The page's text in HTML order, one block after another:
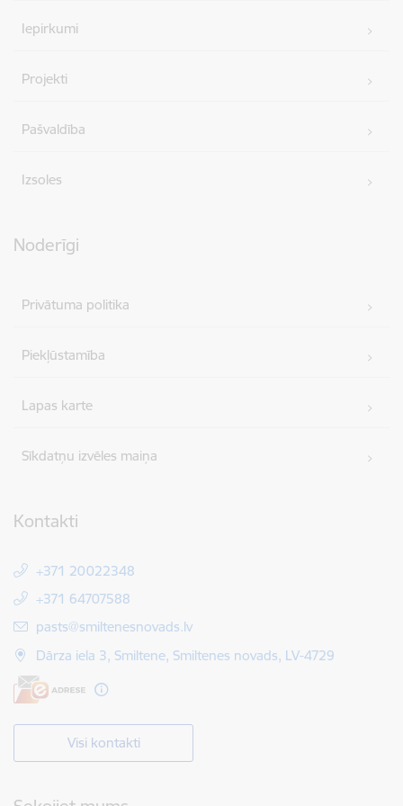
Iepirkumi
Projekti
Pašvaldība
Izsoles
Noderīgi
Privātuma politika
Piekļūstamība
Lapas karte
Sīkdatņu izvēles maiņa
Kontakti
+371 20022348
+371 64707588
E-pasts:
pasts@smiltenesnovads.lv
Dārza iela 3, Smiltene, Smiltenes novads, LV-4729
Visi kontakti